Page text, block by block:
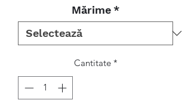
Mărime *
Cantitate *